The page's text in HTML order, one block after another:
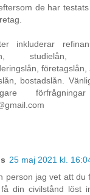
de har
inkluderar
studielån,
bostadslån.
25 maj 2021 kl.
person jag vet att du
din civilstånd löst